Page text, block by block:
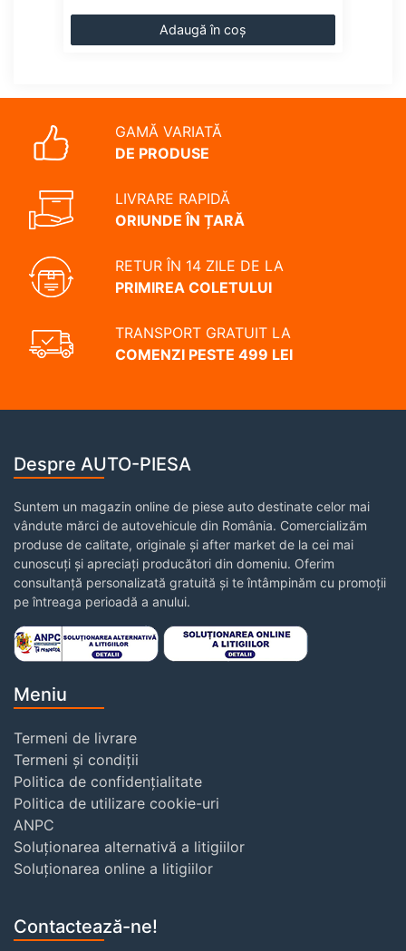
Adaugă în coș
GAMĂ VARIATĂ
DE PRODUSE
LIVRARE RAPIDĂ
ORIUNDE ÎN ȚARĂ
RETUR ÎN 14 ZILE DE LA
PRIMIREA COLETULUI
TRANSPORT GRATUIT LA
COMENZI PESTE 499 LEI
Despre AUTO-PIESA
Suntem un magazin online de piese auto destinate celor mai
vândute mărci de autovehicule din România. Comercializăm
produse de calitate, originale și after market de la cei mai
cunoscuți și apreciați producători din domeniu. Oferim
consultanță personalizată gratuită și te întâmpinăm cu promoții
pe întreaga perioadă a anului.
Meniu
Termeni de livrare
Termeni și condiții
Politica de confidențialitate
Politica de utilizare cookie-uri
ANPC
Soluționarea alternativă a litigiilor
Soluționarea online a litigiilor
Contactează-ne!